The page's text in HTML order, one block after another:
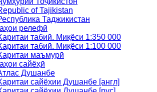
of Tajikistan
Таджикистан
релефӣ
табиӣ. Миқёси 1:350 000
табиӣ. Миқёси 1:100 000
маъмурӣ
сайёҳӣ
Душанбе
сайёхии Душанбе [англ]